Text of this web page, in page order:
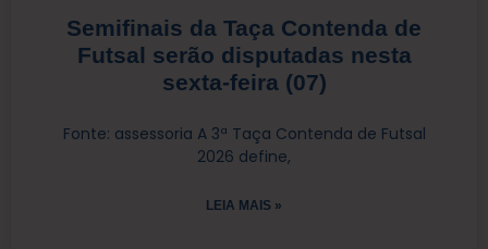
Semifinais da Taça Contenda de
Futsal serão disputadas nesta
sexta-feira (07)
Fonte: assessoria A 3ª Taça Contenda de Futsal
2026 define,
LEIA MAIS »